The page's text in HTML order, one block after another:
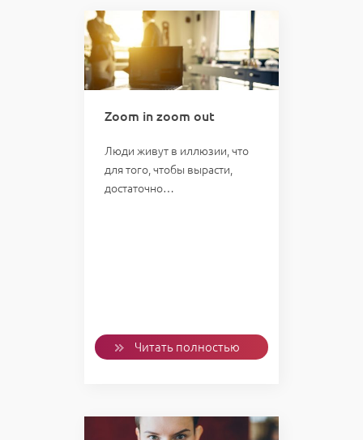
Zoom in zoom out
Люди живут в иллюзии, что
для того, чтобы вырасти,
достаточно…
Читать полностью